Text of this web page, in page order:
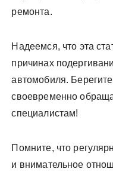
ремонта.
Надеемся, что эта
причинах
автомобиля.
своевременно
специалистам!
Помните, что
и внимательное